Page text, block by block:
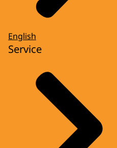
English
Service